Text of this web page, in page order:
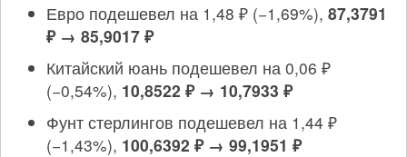
Евро подешевел на 1,48 ₽ (−1,69%), 87,3791
₽ → 85,9017 ₽
Китайский юань подешевел на 0,06 ₽
(−0,54%), 10,8522 ₽ → 10,7933 ₽
Фунт стерлингов подешевел на 1,44 ₽
(−1,43%), 100,6392 ₽ → 99,1951 ₽